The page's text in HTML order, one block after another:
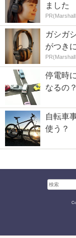
ました
ガシガ
がつき
停電時
なるの？
自転車
使う？